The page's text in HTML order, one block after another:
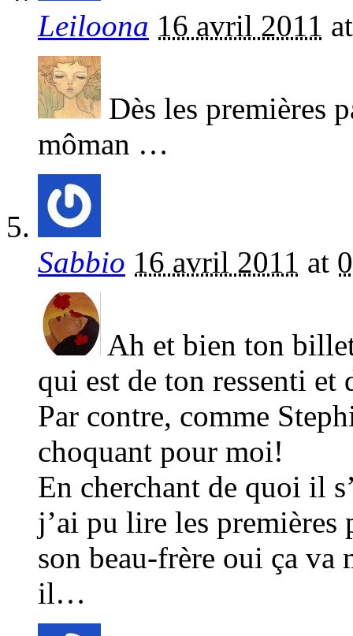
Leiloona 16 avril 2011
Dès les premières
môman …
Sabbio 16 avril 2011 at
Ah et bien ton
qui est de ton ressenti et
Par contre, comme
choquant pour moi!
En cherchant de quoi il
j’ai pu lire les
son beau-frère oui ça va
il…